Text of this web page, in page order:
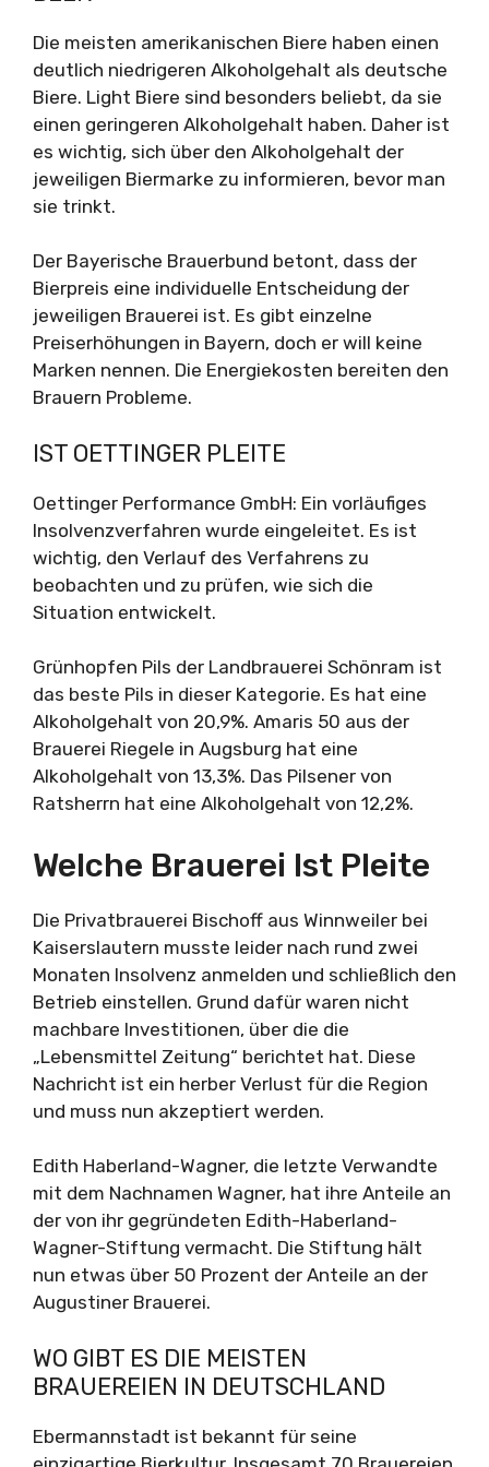
Die meisten amerikanischen Biere haben einen
deutlich niedrigeren Alkoholgehalt als deutsche
Biere. Light Biere sind besonders beliebt, da sie
einen geringeren Alkoholgehalt haben. Daher ist
es wichtig, sich über den Alkoholgehalt der
jeweiligen Biermarke zu informieren, bevor man
sie trinkt.
Der Bayerische Brauerbund betont, dass der
Bierpreis eine individuelle Entscheidung der
jeweiligen Brauerei ist. Es gibt einzelne
Preiserhöhungen in Bayern, doch er will keine
Marken nennen. Die Energiekosten bereiten den
Brauern Probleme.
IST OETTINGER PLEITE
Oettinger Performance GmbH: Ein vorläufiges
Insolvenzverfahren wurde eingeleitet. Es ist
wichtig, den Verlauf des Verfahrens zu
beobachten und zu prüfen, wie sich die
Situation entwickelt.
Grünhopfen Pils der Landbrauerei Schönram ist
das beste Pils in dieser Kategorie. Es hat eine
Alkoholgehalt von 20,9%. Amaris 50 aus der
Brauerei Riegele in Augsburg hat eine
Alkoholgehalt von 13,3%. Das Pilsener von
Ratsherrn hat eine Alkoholgehalt von 12,2%.
Welche Brauerei Ist Pleite
Die Privatbrauerei Bischoff aus Winnweiler bei
Kaiserslautern musste leider nach rund zwei
Monaten Insolvenz anmelden und schließlich den
Betrieb einstellen. Grund dafür waren nicht
machbare Investitionen, über die die
„Lebensmittel Zeitung“ berichtet hat. Diese
Nachricht ist ein herber Verlust für die Region
und muss nun akzeptiert werden.
Edith Haberland-Wagner, die letzte Verwandte
mit dem Nachnamen Wagner, hat ihre Anteile an
der von ihr gegründeten Edith-Haberland-
Wagner-Stiftung vermacht. Die Stiftung hält
nun etwas über 50 Prozent der Anteile an der
Augustiner Brauerei.
WO GIBT ES DIE MEISTEN
BRAUEREIEN IN DEUTSCHLAND
Ebermannstadt ist bekannt für seine